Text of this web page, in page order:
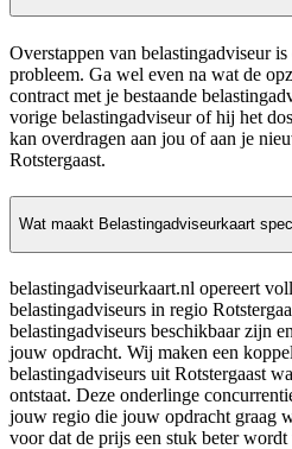
Overstappen van belastingadviseur
probleem. Ga wel even na wat de
contract met je bestaande
vorige belastingadviseur of hij het
kan overdragen aan jou of aan je
Rotstergaast.
Wat maakt Belastingadviseurkaart
belastingadviseurkaart.nl opereert
belastingadviseurs in regio
belastingadviseurs beschikbaar zijn
jouw opdracht. Wij maken een
belastingadviseurs uit Rotstergaast
ontstaat. Deze onderlinge
jouw regio die jouw opdracht graag
voor dat de prijs een stuk beter